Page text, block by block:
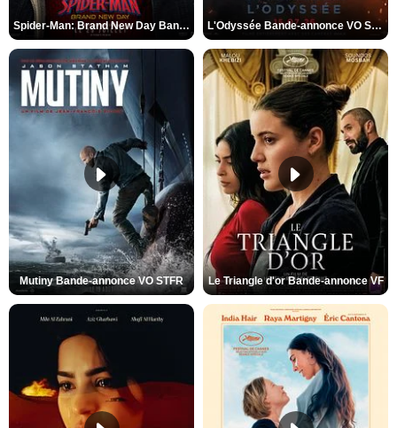
Spider-Man: Brand New Day Bande-annonce VO STFR L'Odyssée Bande-annonce VO STFR
Mutiny Bande-annonce VO STFR Le Triangle d'or Bande-annonce VF